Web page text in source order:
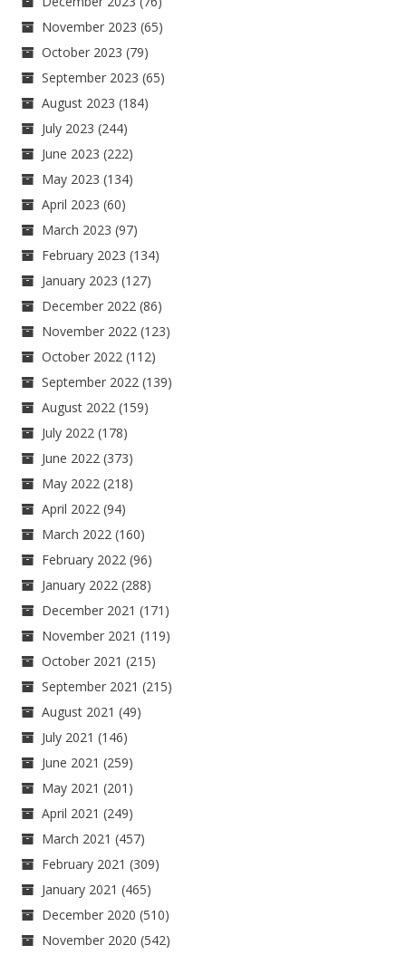
November 2023 (65)
October 2023 (79)
September 2023 (65)
August 2023 (184)
July 2023 (244)
June 2023 (222)
May 2023 (134)
April 2023 (60)
March 2023 (97)
February 2023 (134)
January 2023 (127)
December 2022 (86)
November 2022 (123)
October 2022 (112)
September 2022 (139)
August 2022 (159)
July 2022 (178)
June 2022 (373)
May 2022 (218)
April 2022 (94)
March 2022 (160)
February 2022 (96)
January 2022 (288)
December 2021 (171)
November 2021 (119)
October 2021 (215)
September 2021 (215)
August 2021 (49)
July 2021 (146)
June 2021 (259)
May 2021 (201)
April 2021 (249)
March 2021 (457)
February 2021 (309)
January 2021 (465)
December 2020 (510)
November 2020 (542)